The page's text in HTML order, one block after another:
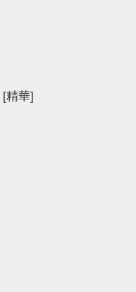
[精華]